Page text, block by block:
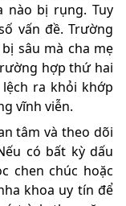
nào bị rụng. Tuy
vấn đề. Trường
sâu mà cha mẹ
hợp thứ hai
ra khỏi khớp
vĩnh viễn.
tâm và theo dõi
có bất kỳ dấu
chen chúc hoặc
khoa uy tín để